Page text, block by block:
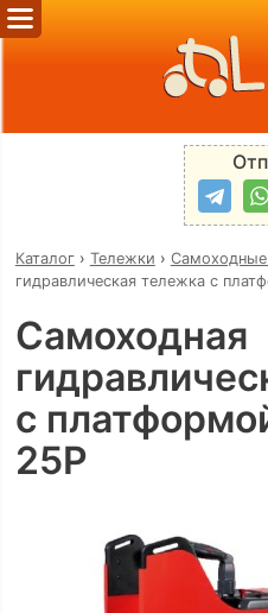
Каталог› Тележки ›
гидравлическая тележка c
Самоходная
c
25P